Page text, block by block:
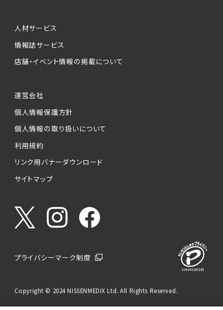
人材サービス
情報誌サービス
店舗・イベント情報の掲載について
運営会社
個人情報保護方針
個人情報の取り扱いについて
利用規約
リンク用バナーダウンロード
サイトマップ
プライバシーマーク制度
Copyright © 2024 NISSENMEDIX Ltd. All Rights Reserved.